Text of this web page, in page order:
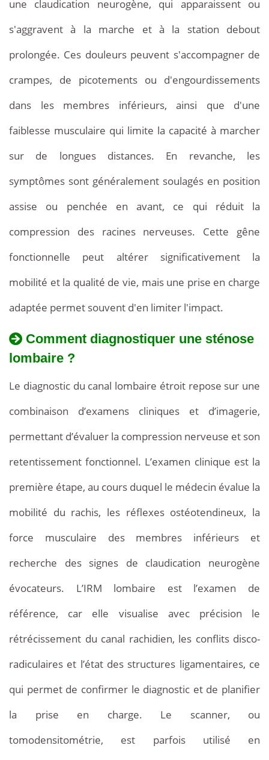
une claudication neurogène, qui apparaissent ou
s'aggravent à la marche et à la station debout
prolongée. Ces douleurs peuvent s'accompagner de
crampes, de picotements ou d'engourdissements
dans les membres inférieurs, ainsi que d'une
faiblesse musculaire qui limite la capacité à marcher
sur de longues distances. En revanche, les
symptômes sont généralement soulagés en position
assise ou penchée en avant, ce qui réduit la
compression des racines nerveuses. Cette gêne
fonctionnelle peut altérer significativement la
mobilité et la qualité de vie, mais une prise en charge
adaptée permet souvent d'en limiter l'impact.
Comment diagnostiquer une sténose
lombaire ?
Le diagnostic du canal lombaire étroit repose sur une
combinaison d’examens cliniques et d’imagerie,
permettant d’évaluer la compression nerveuse et son
retentissement fonctionnel. L’examen clinique est la
première étape, au cours duquel le médecin évalue la
mobilité du rachis, les réflexes ostéotendineux, la
force musculaire des membres inférieurs et
recherche des signes de claudication neurogène
évocateurs. L’IRM lombaire est l’examen de
référence, car elle visualise avec précision le
rétrécissement du canal rachidien, les conflits disco-
radiculaires et l’état des structures ligamentaires, ce
qui permet de confirmer le diagnostic et de planifier
la prise en charge. Le scanner, ou
tomodensitométrie, est parfois utilisé en